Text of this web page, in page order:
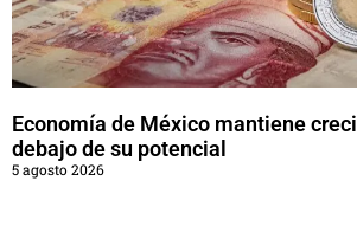
Economía de México mantiene
debajo de su potencial
5 agosto 2026